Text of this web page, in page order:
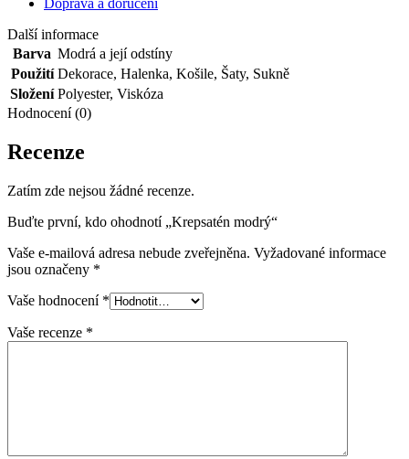
Další informace
Barva Modrá a její odstíny
Použití Dekorace, Halenka, Košile, Šaty, Sukně
Složení Polyester, Viskóza
Hodnocení (0)
Recenze
Zatím zde nejsou žádné recenze.
Buďte první, kdo ohodnotí „Krepsatén modrý“
Vaše e-mailová adresa nebude zveřejněna. Vyžadované informace
jsou označeny *
Vaše hodnocení *
Vaše recenze *